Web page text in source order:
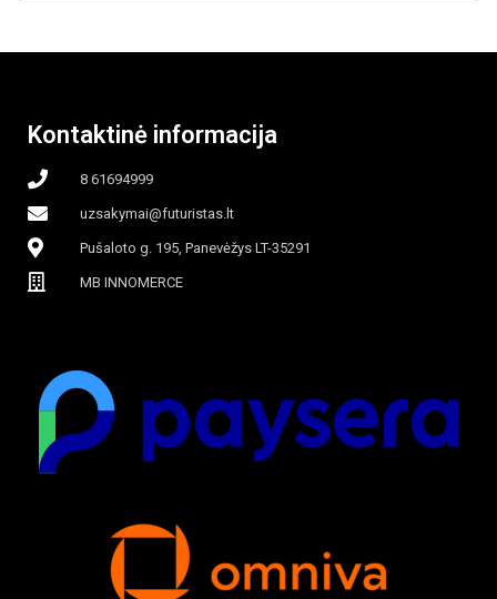
Kontaktinė informacija
8 61694999
uzsakymai@futuristas.lt
Pušaloto g. 195, Panevėžys LT-35291
MB INNOMERCE